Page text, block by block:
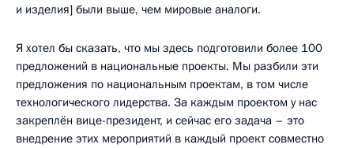
и изделия] были выше, чем мировые аналоги.
Я хотел бы сказать, что мы здесь подготовили более 100
предложений в национальные проекты. Мы разбили эти
предложения по национальным проектам, в том числе
технологического лидерства. За каждым проектом у нас
закреплён вице-президент, и сейчас его задача – это
внедрение этих мероприятий в каждый проект совместно